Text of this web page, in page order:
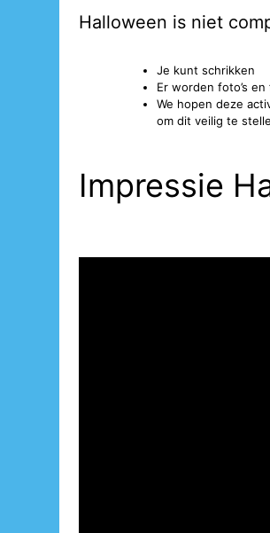
Halloween is niet
Je kunt schrikken
Er worden foto’s
We hopen deze
om dit veilig te
Impressie